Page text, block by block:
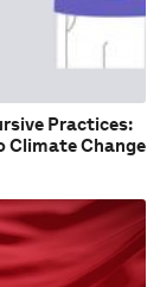
Practices:
Climate Change